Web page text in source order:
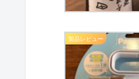
製品レビュー